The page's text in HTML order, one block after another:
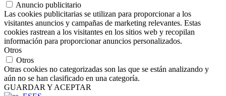
Anuncio publicitario
Las cookies publicitarias se utilizan para proporcionar a los
visitantes anuncios y campañas de marketing relevantes. Estas
cookies rastrean a los visitantes en los sitios web y recopilan
información para proporcionar anuncios personalizados.
Otros
Otros
Otras cookies no categorizadas son las que se están analizando y
aún no se han clasificado en una categoría.
GUARDAR Y ACEPTAR